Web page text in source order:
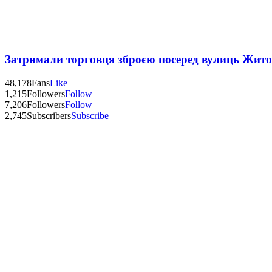
Затримали торговця зброєю посеред вулиць
48,178FansLike
1,215FollowersFollow
7,206FollowersFollow
2,745SubscribersSubscribe